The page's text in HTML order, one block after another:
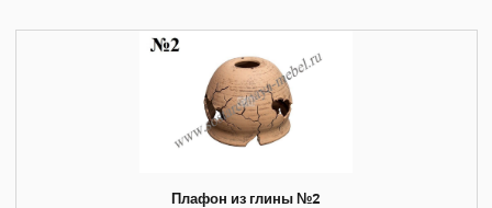
Плафон из глины №2